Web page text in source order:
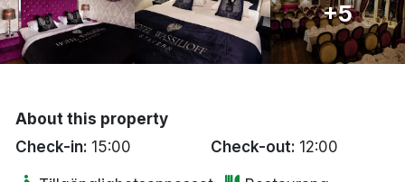
Bergen
Hela Danmark
+5
About this property
Check-in: 15:00 Check-out: 12:00